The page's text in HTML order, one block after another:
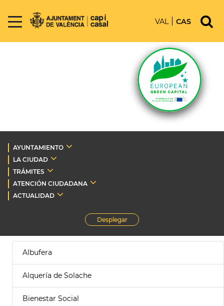
VAL CAS
AYUNTAMIENTO
LA CIUDAD
TRÁMITES
ATENCIÓN CIUDADANA
ACTUALIDAD
Desplegar
Albufera
Alquería de Solache
Bienestar Social